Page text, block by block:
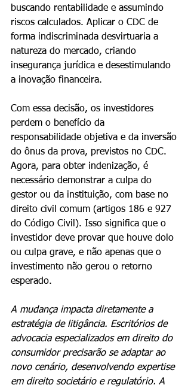
buscando rentabilidade e assumindo
riscos calculados. Aplicar o CDC de
forma indiscriminada desvirtuaria a
natureza do mercado, criando
insegurança jurídica e desestimulando
a inovação financeira.
Com essa decisão, os investidores
perdem o benefício da
responsabilidade objetiva e da inversão
do ônus da prova, previstos no CDC.
Agora, para obter indenização, é
necessário demonstrar a culpa do
gestor ou da instituição, com base no
direito civil comum (artigos 186 e 927
do Código Civil). Isso significa que o
investidor deve provar que houve dolo
ou culpa grave, e não apenas que o
investimento não gerou o retorno
esperado.
A mudança impacta diretamente a
estratégia de litigância. Escritórios de
advocacia especializados em direito do
consumidor precisarão se adaptar ao
novo cenário, desenvolvendo expertise
em direito societário e regulatório. A